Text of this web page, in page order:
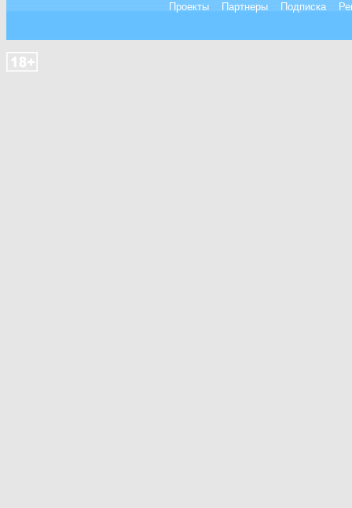
Проекты Партнеры Подписка